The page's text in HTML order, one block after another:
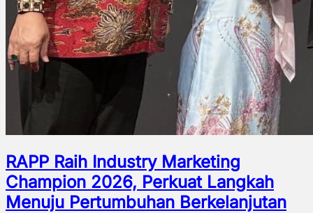
RAPP Raih Industry Marketing
Champion 2026, Perkuat Langkah
Menuju Pertumbuhan Berkelanjutan